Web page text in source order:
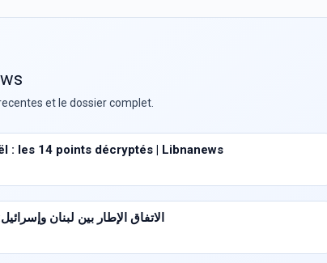
et le dossier complet.
: les 14 points décryptés | Libnanews
الاتفاق الإطار بين لبنان وإسرائيل: شرح